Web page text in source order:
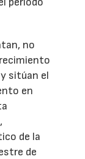
no
sitúan el
en
de la
de